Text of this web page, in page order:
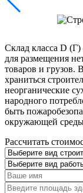
Склад класса D
для размещения
товаров и грузов.
храниться
неорганические
народного
быть
окружающей
Рассчитать